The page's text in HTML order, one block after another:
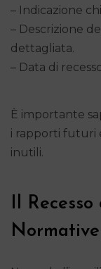
– Indicazione
– Descrizione
dettagliata.
– Data di
È importante
i rapporti futuri
inutili.
Il
Normative